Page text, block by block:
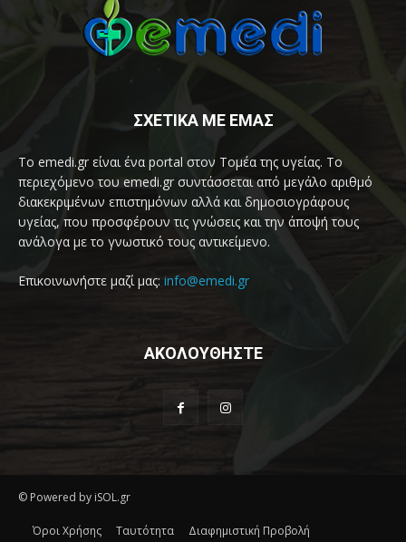
ΣΧΕΤΙΚΑ ΜΕ ΕΜΑΣ
Το emedi.gr είναι ένα portal στον Τομέα της υγείας. Το
περιεχόμενο του emedi.gr συντάσσεται από μεγάλο αριθμό
διακεκριμένων επιστημόνων αλλά και δημοσιογράφους
υγείας, που προσφέρουν τις γνώσεις και την άποψή τους
ανάλογα με το γνωστικό τους αντικείμενο.
Επικοινωνήστε μαζί μας: info@emedi.gr
ΑΚΟΛΟΥΘΗΣΤΕ
© Powered by iSOL.gr
Όροι Χρήσης Ταυτότητα Διαφημιστική Προβολή